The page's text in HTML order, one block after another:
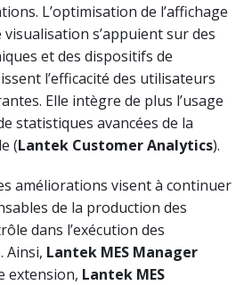
L’optimisation de l’affichage
visualisation s’appuient sur des
et des dispositifs de
l’efficacité des utilisateurs
Elle intègre de plus l’usage
statistiques avancées de la
(Lantek Customer Analytics).
améliorations visent à continuer
de la production des
dans l’exécution des
Ainsi, Lantek MES Manager
extension, Lantek MES